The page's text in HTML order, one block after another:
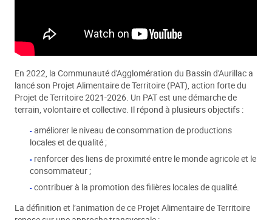
En 2022, la Communauté d'Agglomération du Bassin d'Aurillac a
lancé son Projet Alimentaire de Territoire (PAT), action forte du
Projet de Territoire 2021-2026. Un PAT est une démarche de
terrain, volontaire et collective. Il répond à plusieurs objectifs :
améliorer le niveau de consommation de productions
locales et de qualité ;
renforcer des liens de proximité entre le monde agricole et le
consommateur ;
contribuer à la promotion des filières locales de qualité.
La définition et l’animation de ce Projet Alimentaire de Territoire